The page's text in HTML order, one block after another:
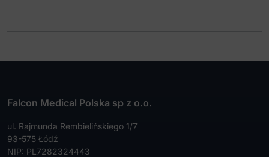
Falcon Medical Polska sp z o.o.
ul. Rajmunda Rembielińskiego 1/7
93-575 Łódź
NIP: PL7282324443